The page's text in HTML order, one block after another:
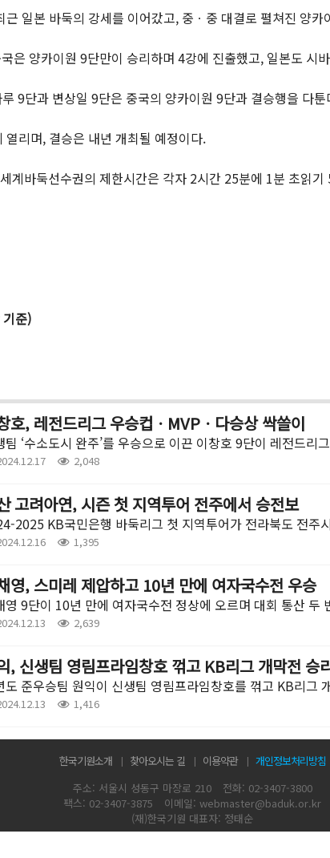
일본 바둑의 강세를 이어갔고, 중ㆍ중 대결로 펼쳐진 양
은 양카이원 9단만이 승리하며 4강에 진출했고, 일본도 시
9단과 변상일 9단은 중국의 양카이원 9단과 결승행을 다
리며, 결승은 내년 개최될 예정이다.
계바둑선수권의 제한시간은 각자 2시간 25분에 1분 초읽
준)
호, 레전드리그 우승컵ㆍMVPㆍ다승상 싹쓸이
팀 ‘수소도시 완주’를 우승으로 이끈 이창호 9단이 레전드
2,048
고려아연, 시즌 첫 지역투어 전주에서 승전보
2025 KB국민은행 바둑리그 첫 지역투어가 전라북도 전주
1,395
영, 스미레 제압하고 10년 만에 여자국수전 우승
영 9단이 10년 만에 여자국수전 정상에 오르며 대회 통산 두
2,639
, 신생팀 영림프라임창호 꺾고 KB리그 개막전 승
도 준우승팀 원익이 신생팀 영림프라임창호를 꺾고 KB리그
1,416
한국기원소개 찾아오시는 길 이용약관
개인정보처리방침
주소: 서울시 성동구 마장로 210
전화: 02-3407-3800
팩스: 02-3407-3875
이메일: webmaster@baduk.or.kr
(재)한국기원 대표자: 정태순